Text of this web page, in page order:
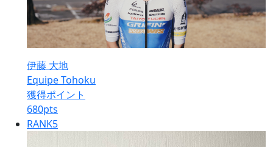
伊藤 大地
Equipe Tohoku
獲得ポイント
680pts
RANK5